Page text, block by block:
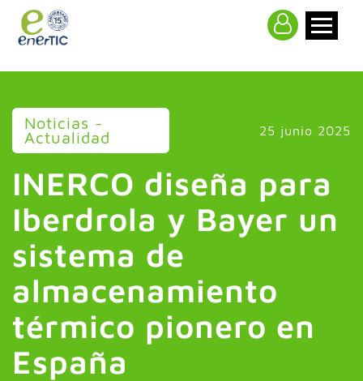
Noticias -
Actualidad 25 junio 2025
INERCO diseña para
Iberdrola y Bayer un
sistema de
almacenamiento
térmico pionero en
España